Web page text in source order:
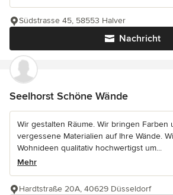
Nachricht
Südstrasse 45, 58553 Halver
Seelhorst Schöne Wände
Wir gestalten Räume. Wir bringen Farben
vergessene Materialien auf Ihre Wände.
Wohnideen qualitativ hochwertigst um...
Mehr
Hardtstraße 20A, 40629 Düsseldorf